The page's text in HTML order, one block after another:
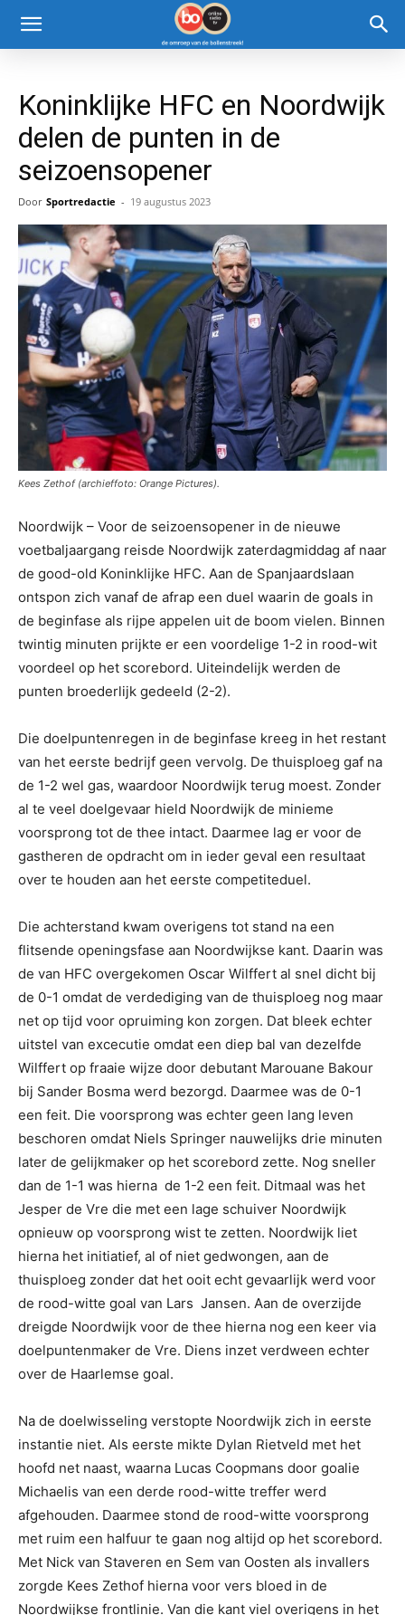
Koninklijke HFC en Noordwijk
delen de punten in de
seizoensopener
Door Sportredactie - 19 augustus 2023
Kees Zethof (archieffoto: Orange Pictures).
Noordwijk – Voor de seizoensopener in de nieuwe
voetbaljaargang reisde Noordwijk zaterdagmiddag af naar
de good-old Koninklijke HFC. Aan de Spanjaardslaan
ontspon zich vanaf de afrap een duel waarin de goals in
de beginfase als rijpe appelen uit de boom vielen. Binnen
twintig minuten prijkte er een voordelige 1-2 in rood-wit
voordeel op het scorebord. Uiteindelijk werden de
punten broederlijk gedeeld (2-2).
Die doelpuntenregen in de beginfase kreeg in het restant
van het eerste bedrijf geen vervolg. De thuisploeg gaf na
de 1-2 wel gas, waardoor Noordwijk terug moest. Zonder
al te veel doelgevaar hield Noordwijk de minieme
voorsprong tot de thee intact. Daarmee lag er voor de
gastheren de opdracht om in ieder geval een resultaat
over te houden aan het eerste competiteduel.
Die achterstand kwam overigens tot stand na een
flitsende openingsfase aan Noordwijkse kant. Daarin was
de van HFC overgekomen Oscar Wilffert al snel dicht bij
de 0-1 omdat de verdediging van de thuisploeg nog maar
net op tijd voor opruiming kon zorgen. Dat bleek echter
uitstel van excecutie omdat een diep bal van dezelfde
Wilffert op fraaie wijze door debutant Marouane Bakour
bij Sander Bosma werd bezorgd. Daarmee was de 0-1
een feit. Die voorsprong was echter geen lang leven
beschoren omdat Niels Springer nauwelijks drie minuten
later de gelijkmaker op het scorebord zette. Nog sneller
dan de 1-1 was hierna de 1-2 een feit. Ditmaal was het
Jesper de Vre die met een lage schuiver Noordwijk
opnieuw op voorsprong wist te zetten. Noordwijk liet
hierna het initiatief, al of niet gedwongen, aan de
thuisploeg zonder dat het ooit echt gevaarlijk werd voor
de rood-witte goal van Lars Jansen. Aan de overzijde
dreigde Noordwijk voor de thee hierna nog een keer via
doelpuntenmaker de Vre. Diens inzet verdween echter
over de Haarlemse goal.
Na de doelwisseling verstopte Noordwijk zich in eerste
instantie niet. Als eerste mikte Dylan Rietveld met het
hoofd net naast, waarna Lucas Coopmans door goalie
Michaelis van een derde rood-witte treffer werd
afgehouden. Daarmee stond de rood-witte voorsprong
met ruim een halfuur te gaan nog altijd op het scorebord.
Met Nick van Staveren en Sem van Oosten als invallers
zorgde Kees Zethof hierna voor vers bloed in de
Noordwijkse frontlinie. Van die kant viel overigens in het